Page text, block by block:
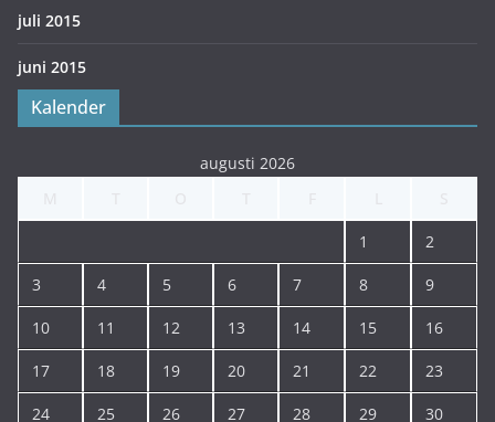
juli 2015
juni 2015
Kalender
augusti 2026
1 2
3 4 5 6 7 8 9
10 11 12 13 14 15 16
17 18 19 20 21 22 23
24 25 26 27 28 29 30